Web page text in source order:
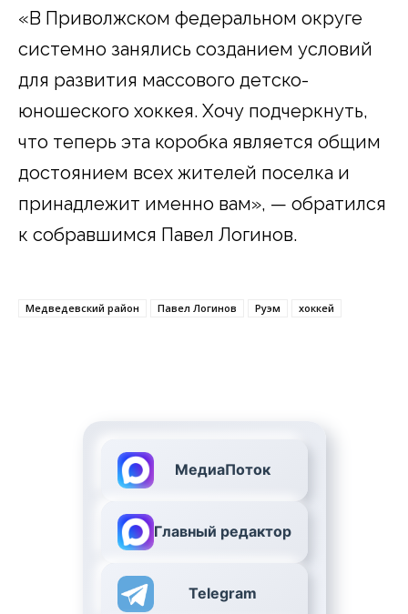
«В Приволжском федеральном округе
системно занялись созданием условий
для развития массового детско-
юношеского хоккея. Хочу подчеркнуть,
что теперь эта коробка является общим
достоянием всех жителей поселка и
принадлежит именно вам», — обратился
к собравшимся Павел Логинов.
Медведевский район Павел Логинов Руэм хоккей
МедиаПоток
Главный редактор
Telegram